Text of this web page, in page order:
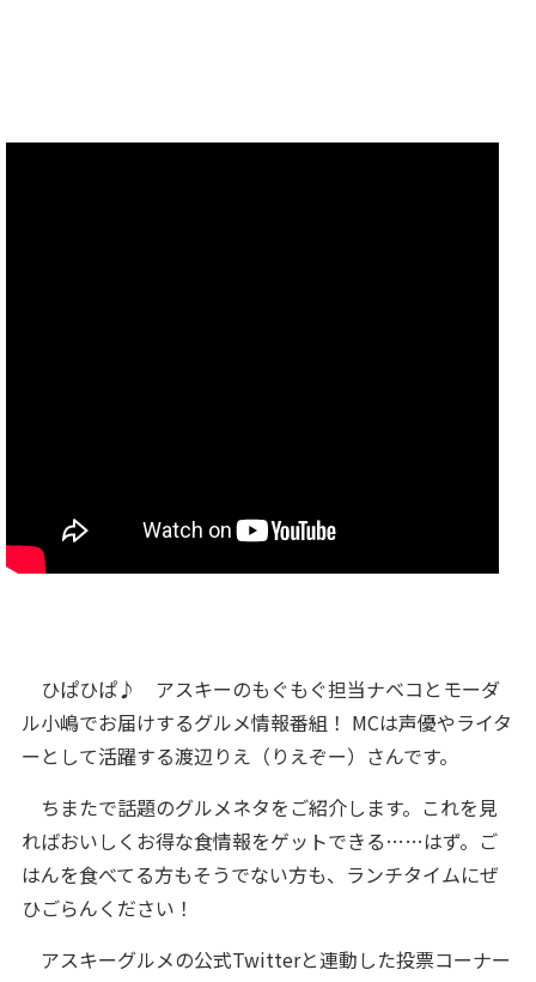
ひぱひぱ♪ アスキーのもぐもぐ担当ナベコとモーダ
ル小嶋でお届けするグルメ情報番組！ MCは声優やライタ
ーとして活躍する渡辺りえ（りえぞー）さんです。
ちまたで話題のグルメネタをご紹介します。これを見
ればおいしくお得な食情報をゲットできる……はず。ご
はんを食べてる方もそうでない方も、ランチタイムにぜ
ひごらんください！
アスキーグルメの公式Twitterと連動した投票コーナー